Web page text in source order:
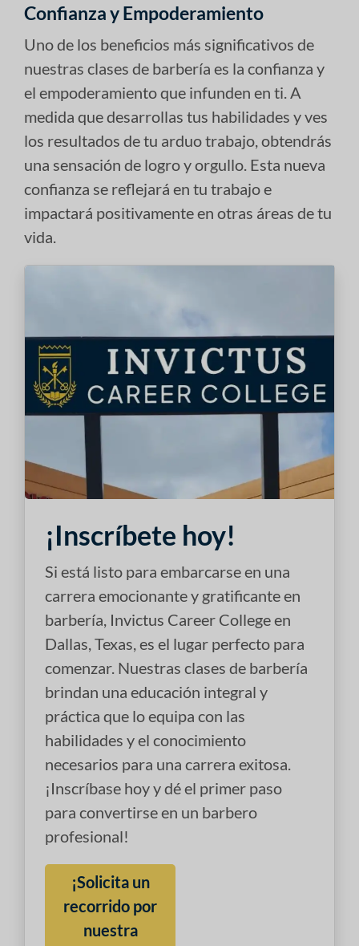
Confianza y Empoderamiento
Uno de los beneficios más significativos de
nuestras clases de barbería es la confianza y
el empoderamiento que infunden en ti. A
medida que desarrollas tus habilidades y ves
los resultados de tu arduo trabajo, obtendrás
una sensación de logro y orgullo. Esta nueva
confianza se reflejará en tu trabajo e
impactará positivamente en otras áreas de tu
vida.
¡Inscríbete hoy!
Si está listo para embarcarse en una
carrera emocionante y gratificante en
barbería, Invictus Career College en
Dallas, Texas, es el lugar perfecto para
comenzar. Nuestras clases de barbería
brindan una educación integral y
práctica que lo equipa con las
habilidades y el conocimiento
necesarios para una carrera exitosa.
¡Inscríbase hoy y dé el primer paso
para convertirse en un barbero
profesional!
¡Solicita un
recorrido por
nuestra